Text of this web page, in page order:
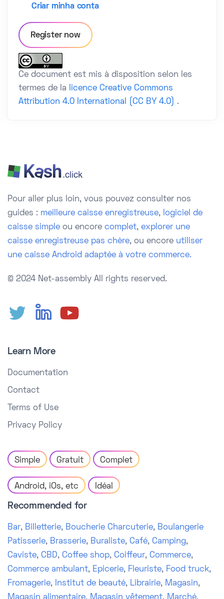
Criar minha conta
Register now
Ce document est mis à disposition selon les
termes de la
licence Creative Commons
Attribution 4.0 International (CC BY 4.0) .
Pour aller plus loin, vous pouvez consulter nos
guides : meilleure caisse enregistreuse, logiciel de
caisse simple ou encore complet, explorer une
caisse enregistreuse pas chère, ou encore utiliser
une caisse Android adaptée à votre commerce.
© 2024 Net-assembly All rights reserved.
Learn More
Documentation
Contact
Terms of Use
Privacy Policy
Simple Gratuit Complet
Android, iOs, etc Idéal
Recommended for
Bar, Billetterie, Boucherie Charcuterie, Boulangerie
Patisserie, Brasserie, Buraliste, Café, Camping,
Caviste, CBD, Coffee shop, Coiffeur, Commerce,
Commerce ambulant, Epicerie, Fleuriste, Food truck,
Fromagerie, Institut de beauté, Librairie, Magasin,